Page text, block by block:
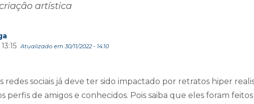
artística
Atualizado em 30/11/2022 - 14:10
redes sociais já deve ter sido impactado por retratos hiper
perfis de amigos e conhecidos. Pois saiba que eles foram